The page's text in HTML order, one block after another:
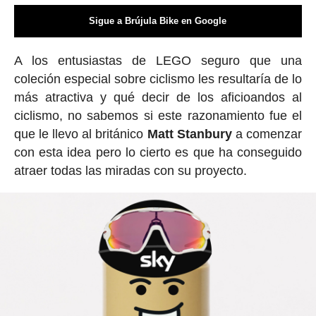
Sigue a Brújula Bike en Google
A los entusiastas de LEGO seguro que una
coleción especial sobre ciclismo les resultaría de lo
más atractiva y qué decir de los aficioandos al
ciclismo, no sabemos si este razonamiento fue el
que le llevo al británico Matt Stanburya comenzar
con esta idea pero lo cierto es que ha conseguido
atraer todas las miradas con su proyecto.